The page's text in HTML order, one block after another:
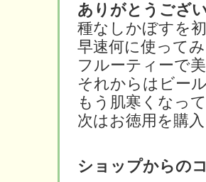
ありがとうござ
種なしかぼすを
早速何に使って
フルーティーで
それからはビー
もう肌寒くなっ
次はお徳用を購
ショップからの